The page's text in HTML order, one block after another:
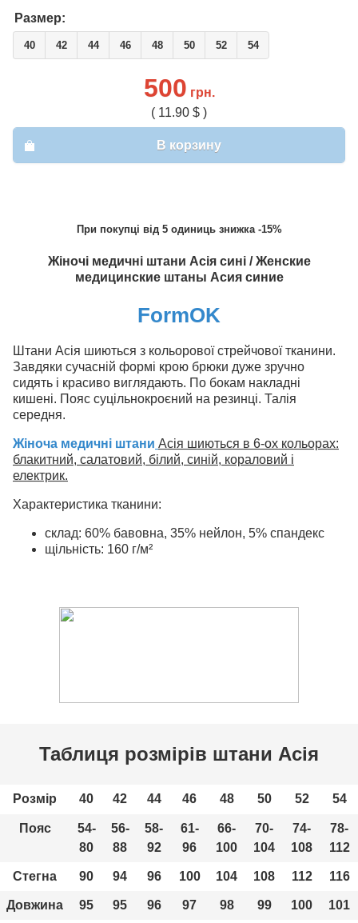
Размер:
40 42 44 46 48 50 52 54
500 грн.
( 11.90 $ )
В корзину
При покупці від 5 одиниць знижка -15%
Жіночі медичні штани Асія сині / Женские
медицинские штаны Асия синие
FormOK
Штани Асія шиються з кольорової стрейчової тканини.
Завдяки сучасній формі крою брюки дуже зручно
сидять і красиво виглядають. По бокам накладні
кишені. Пояс суцільнокроєний на резинці. Талія
середня.
Жіноча медичні штани Асія шиються в 6-ох кольорах:
блакитний, салатовий, білий, синій, кораловий і
електрик.
Характеристика тканини:
склад: 60% бавовна, 35% нейлон, 5% спандекс
щільність: 160 г/м²
Таблиця розмірів штани Асія
Розмір 40 42 44 46 48 50 52 54
Пояс
54-
80
56-
88
58-
92
61-
96
66-
100
70-
104
74-
108
78-
112
Стегна 90 94 96 100 104 108 112 116
Довжина 95 95 96 97 98 99 100 101